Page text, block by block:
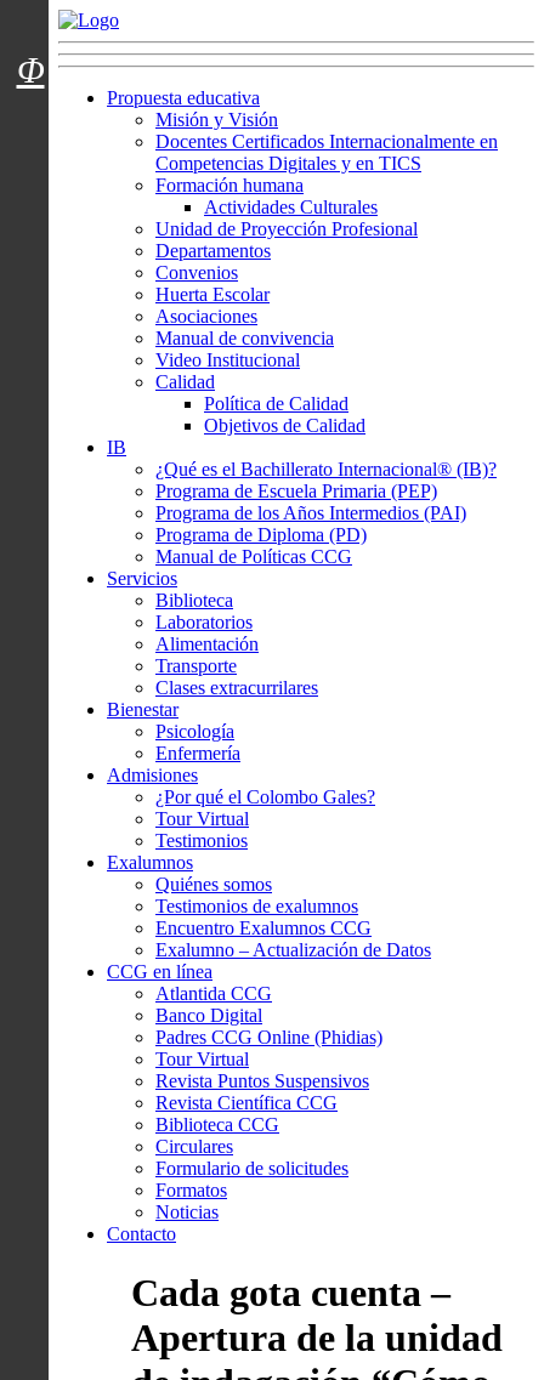
Menú usuarios
Propuesta educativa
Misión y Visión
Docentes Certificados Internacionalmente en
Competencias Digitales y en TICS
Formación humana
Actividades Culturales
Unidad de Proyección Profesional
Departamentos
Convenios
Huerta Escolar
Asociaciones
Manual de convivencia
Video Institucional
Calidad
Política de Calidad
Objetivos de Calidad
IB
¿Qué es el Bachillerato Internacional® (IB)?
Programa de Escuela Primaria (PEP)
Programa de los Años Intermedios (PAI)
Programa de Diploma (PD)
Manual de Políticas CCG
Servicios
Biblioteca
Laboratorios
Alimentación
Transporte
Clases extracurrilares
Bienestar
Psicología
Enfermería
Admisiones
¿Por qué el Colombo Gales?
Tour Virtual
Testimonios
Exalumnos
Quiénes somos
Testimonios de exalumnos
Encuentro Exalumnos CCG
Exalumno – Actualización de Datos
CCG en línea
Atlantida CCG
Banco Digital
Padres CCG Online (Phidias)
Tour Virtual
Revista Puntos Suspensivos
Revista Científica CCG
Biblioteca CCG
Circulares
Formulario de solicitudes
Formatos
Noticias
Contacto
Cada gota cuenta –
Apertura de la unidad
Φ